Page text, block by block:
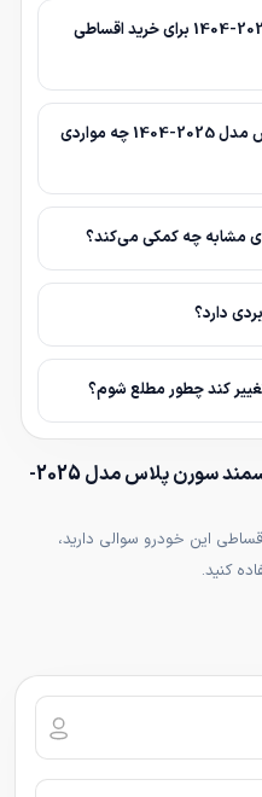
آیا سمند سورن پلاس مدل 2025-1404 برای خرید اقساطی
قبل از خرید سمند سورن پلاس مدل 2025-1404 چه مواردی
مشابه چه کمکی می‌کند؟
دارد؟
کند چطور مطلع شوم؟
نظرات و پرسش‌های کاربران درباره سمند سورن پلاس مدل 2025-
این خودرو سوالی دارید،
کنید.